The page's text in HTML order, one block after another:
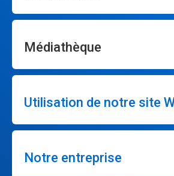
Médiathèque
Utilisation de notre site
Notre entreprise